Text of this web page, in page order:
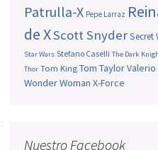
Patrulla-X Pepe Larraz
de XScott SnyderSecret
Star Wars Stefano Caselli The Dark
Thor Tom King Tom Taylor
Wonder Woman X-Force
Nuestro Facebook